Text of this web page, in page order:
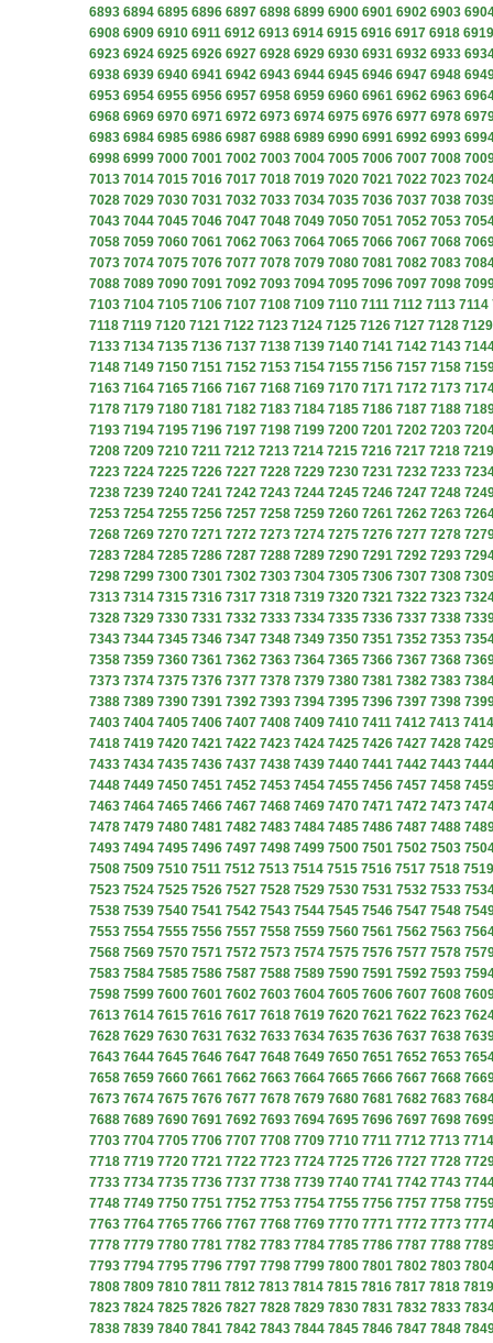
6893 6894 6895 6896 6897 6898 6899 6900 6901 6902 6903
6908 6909 6910 6911 6912 6913 6914 6915 6916 6917 6918 6919
6923 6924 6925 6926 6927 6928 6929 6930 6931 6932 6933
6938 6939 6940 6941 6942 6943 6944 6945 6946 6947 6948
6953 6954 6955 6956 6957 6958 6959 6960 6961 6962 6963
6968 6969 6970 6971 6972 6973 6974 6975 6976 6977 6978
6983 6984 6985 6986 6987 6988 6989 6990 6991 6992 6993
6998 6999 7000 7001 7002 7003 7004 7005 7006 7007 7008
7013 7014 7015 7016 7017 7018 7019 7020 7021 7022 7023
7028 7029 7030 7031 7032 7033 7034 7035 7036 7037 7038
7043 7044 7045 7046 7047 7048 7049 7050 7051 7052 7053
7058 7059 7060 7061 7062 7063 7064 7065 7066 7067 7068
7073 7074 7075 7076 7077 7078 7079 7080 7081 7082 7083
7088 7089 7090 7091 7092 7093 7094 7095 7096 7097 7098
7103 7104 7105 7106 7107 7108 7109 7110 7111 7112 7113 7114
7118 7119 7120 7121 7122 7123 7124 7125 7126 7127 7128 7129
7133 7134 7135 7136 7137 7138 7139 7140 7141 7142 7143
7148 7149 7150 7151 7152 7153 7154 7155 7156 7157 7158
7163 7164 7165 7166 7167 7168 7169 7170 7171 7172 7173
7178 7179 7180 7181 7182 7183 7184 7185 7186 7187 7188
7193 7194 7195 7196 7197 7198 7199 7200 7201 7202 7203
7208 7209 7210 7211 7212 7213 7214 7215 7216 7217 7218 7219
7223 7224 7225 7226 7227 7228 7229 7230 7231 7232 7233
7238 7239 7240 7241 7242 7243 7244 7245 7246 7247 7248
7253 7254 7255 7256 7257 7258 7259 7260 7261 7262 7263
7268 7269 7270 7271 7272 7273 7274 7275 7276 7277 7278
7283 7284 7285 7286 7287 7288 7289 7290 7291 7292 7293
7298 7299 7300 7301 7302 7303 7304 7305 7306 7307 7308
7313 7314 7315 7316 7317 7318 7319 7320 7321 7322 7323
7328 7329 7330 7331 7332 7333 7334 7335 7336 7337 7338
7343 7344 7345 7346 7347 7348 7349 7350 7351 7352 7353
7358 7359 7360 7361 7362 7363 7364 7365 7366 7367 7368
7373 7374 7375 7376 7377 7378 7379 7380 7381 7382 7383
7388 7389 7390 7391 7392 7393 7394 7395 7396 7397 7398
7403 7404 7405 7406 7407 7408 7409 7410 7411 7412 7413 7414
7418 7419 7420 7421 7422 7423 7424 7425 7426 7427 7428
7433 7434 7435 7436 7437 7438 7439 7440 7441 7442 7443
7448 7449 7450 7451 7452 7453 7454 7455 7456 7457 7458
7463 7464 7465 7466 7467 7468 7469 7470 7471 7472 7473
7478 7479 7480 7481 7482 7483 7484 7485 7486 7487 7488
7493 7494 7495 7496 7497 7498 7499 7500 7501 7502 7503
7508 7509 7510 7511 7512 7513 7514 7515 7516 7517 7518 7519
7523 7524 7525 7526 7527 7528 7529 7530 7531 7532 7533
7538 7539 7540 7541 7542 7543 7544 7545 7546 7547 7548
7553 7554 7555 7556 7557 7558 7559 7560 7561 7562 7563
7568 7569 7570 7571 7572 7573 7574 7575 7576 7577 7578
7583 7584 7585 7586 7587 7588 7589 7590 7591 7592 7593
7598 7599 7600 7601 7602 7603 7604 7605 7606 7607 7608
7613 7614 7615 7616 7617 7618 7619 7620 7621 7622 7623
7628 7629 7630 7631 7632 7633 7634 7635 7636 7637 7638
7643 7644 7645 7646 7647 7648 7649 7650 7651 7652 7653
7658 7659 7660 7661 7662 7663 7664 7665 7666 7667 7668
7673 7674 7675 7676 7677 7678 7679 7680 7681 7682 7683
7688 7689 7690 7691 7692 7693 7694 7695 7696 7697 7698
7703 7704 7705 7706 7707 7708 7709 7710 7711 7712 7713 7714
7718 7719 7720 7721 7722 7723 7724 7725 7726 7727 7728
7733 7734 7735 7736 7737 7738 7739 7740 7741 7742 7743
7748 7749 7750 7751 7752 7753 7754 7755 7756 7757 7758
7763 7764 7765 7766 7767 7768 7769 7770 7771 7772 7773
7778 7779 7780 7781 7782 7783 7784 7785 7786 7787 7788
7793 7794 7795 7796 7797 7798 7799 7800 7801 7802 7803
7808 7809 7810 7811 7812 7813 7814 7815 7816 7817 7818 7819
7823 7824 7825 7826 7827 7828 7829 7830 7831 7832 7833
7838 7839 7840 7841 7842 7843 7844 7845 7846 7847 7848